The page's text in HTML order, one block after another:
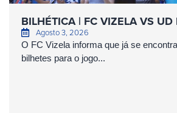
BILHÉTICA | FC VIZELA VS UD
Agosto 3, 2026
O FC Vizela informa que já se
bilhetes para o jogo...